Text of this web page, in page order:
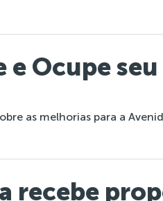
Ocupe
as melhorias para a
recebe